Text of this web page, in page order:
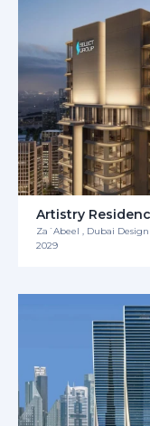
Artistry
Za´Abeel , Dubai
2029